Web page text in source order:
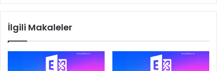
by
proxy
İlgili Makaleler